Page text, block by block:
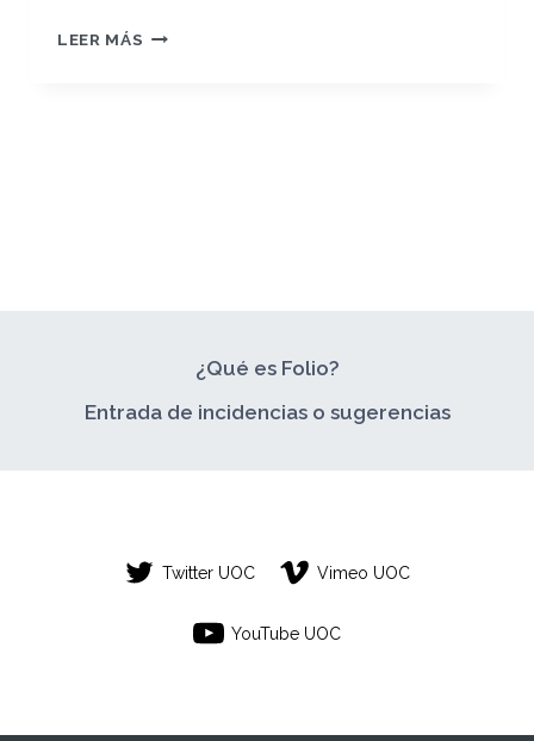
LEER MÁS PRESENTACIÓ
¿Qué es Folio?
Entrada de incidencias o sugerencias
Twitter UOC Vimeo UOC
YouTube UOC